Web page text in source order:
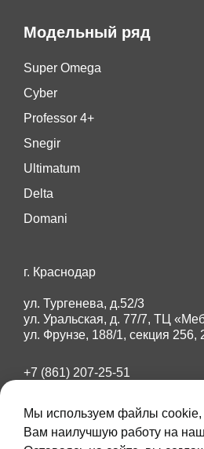
Модельный ряд
Super Omega
Cyber
Professor 4+
Snegir
Ultimatum
Delta
Domani
г. Краснодар
ул. Тургенева, д.52/3
ул. Уральская, д. 77/7, ТЦ
ул. Фрунзе, 188/1, секция
+7 (861) 207-25-51
amberdoors23@mail.ru
Мы используем файлы cookie,
Вам наилучшую работу на